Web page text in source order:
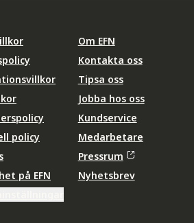
policy
på EFN
Om EFN
Kontakta oss
Tipsa oss
Jobba hos oss
Kundservice
Medarbetare
Pressrum
Nyhetsbrev